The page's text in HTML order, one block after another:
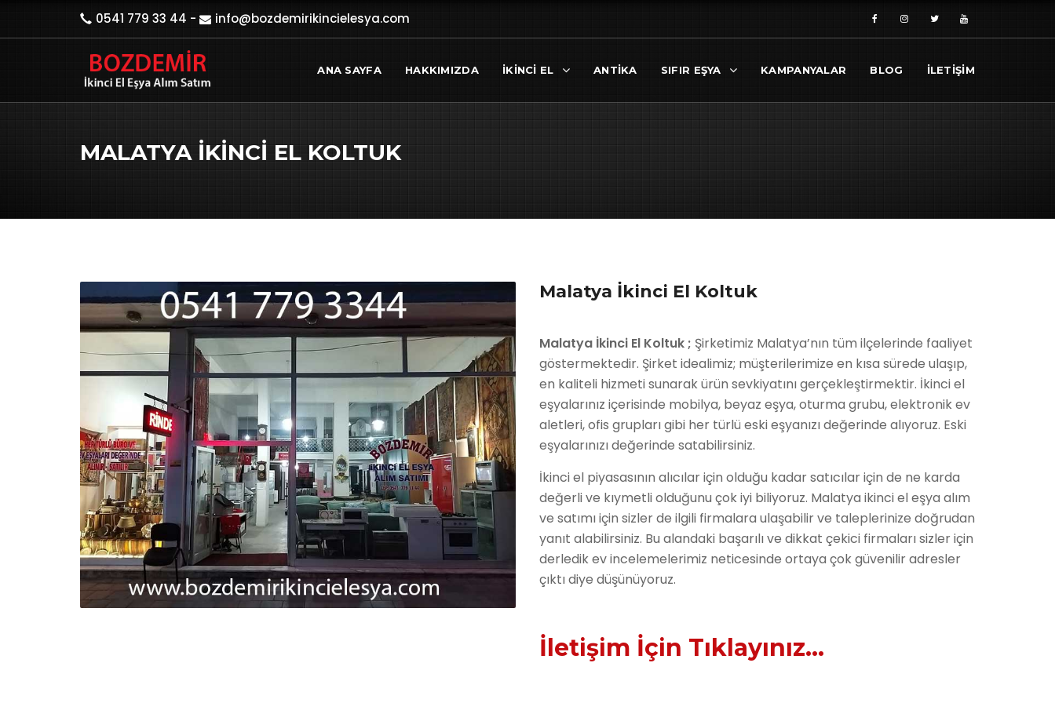
0541 779 33 44 - info@bozdemirikincielesya.com
ANA SAYFA HAKKIMIZDA İKINCI EL ANTIKA SIFIR EŞYA KAMPANYALAR BLOG İLETİŞİM
MALATYA İKINCI EL KOLTUK
Malatya İkinci El Koltuk
Malatya İkinci El Koltuk ; Şirketimiz Malatya’nın tüm ilçelerinde faaliyet
göstermektedir. Şirket idealimiz; müşterilerimize en kısa sürede ulaşıp,
en kaliteli hizmeti sunarak ürün sevkiyatını gerçekleştirmektir. İkinci el
eşyalarınız içerisinde mobilya, beyaz eşya, oturma grubu, elektronik ev
aletleri, ofis grupları gibi her türlü eski eşyanızı değerinde alıyoruz. Eski
eşyalarınızı değerinde satabilirsiniz.
İkinci el piyasasının alıcılar için olduğu kadar satıcılar için de ne karda
değerli ve kıymetli olduğunu çok iyi biliyoruz. Malatya ikinci el eşya alım
ve satımı için sizler de ilgili firmalara ulaşabilir ve taleplerinize doğrudan
yanıt alabilirsiniz. Bu alandaki başarılı ve dikkat çekici firmaları sizler için
derledik ev incelemelerimiz neticesinde ortaya çok güvenilir adresler
çıktı diye düşünüyoruz.
İletişim İçin Tıklayınız...